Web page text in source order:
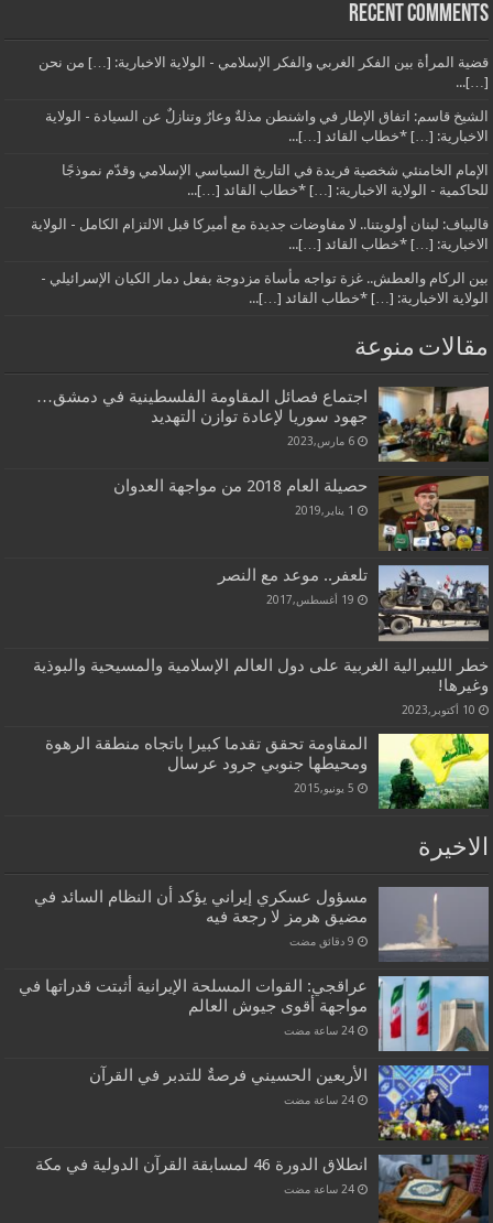
Recent Comments
قضية المرأة بين الفكر الغربي والفكر الإسلامي - الولاية الاخبارية: […] من نحن
[…]...
الشيخ قاسم: اتفاق الإطار في واشنطن مذلةٌ وعارٌ وتنازلٌ عن السيادة - الولاية
الاخبارية: […] *خطاب القائد […]...
الإمام الخامنئي شخصية فريدة في التاريخ السياسي الإسلامي وقدّم نموذجًا
للحاكمية - الولاية الاخبارية: […] *خطاب القائد […]...
قاليباف: لبنان أولويتنا.. لا مفاوضات جديدة مع أميركا قبل الالتزام الكامل - الولاية
الاخبارية: […] *خطاب القائد […]...
بين الركام والعطش.. غزة تواجه مأساة مزدوجة بفعل دمار الكيان الإسرائيلي -
الولاية الاخبارية: […] *خطاب القائد […]...
مقالات منوعة
اجتماع فصائل المقاومة الفلسطينية في دمشق…
جهود سوريا لإعادة توازن التهديد
6 مارس,2023
حصيلة العام 2018 من مواجهة العدوان
1 يناير,2019
تلعفر.. موعد مع النصر
19 أغسطس,2017
خطر الليبرالية الغربية على دول العالم الإسلامية والمسيحية والبوذية
وغيرها!
10 أكتوبر,2023
المقاومة تحقق تقدما كبيرا باتجاه منطقة الرهوة
ومحيطها جنوبي جرود عرسال
5 يونيو,2015
الاخيرة
مسؤول عسكري إيراني يؤكد أن النظام السائد في
مضيق هرمز لا رجعة فيه
عراقجي: القوات المسلحة الإيرانية أثبتت قدراتها في
مواجهة أقوى جيوش العالم
‏24 ساعة مضت
الأربعين الحسيني فرصةٌ للتدبر في القرآن
‏24 ساعة مضت
انطلاق الدورة 46 لمسابقة القرآن الدولية في مكة
‏24 ساعة مضت